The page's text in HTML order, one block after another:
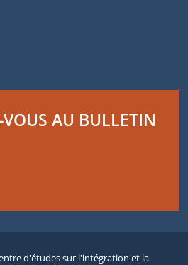
AU BULLETIN
d'études sur l'intégration et la